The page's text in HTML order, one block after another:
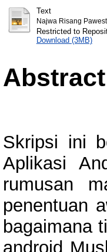
Text
Najwa Risang
Restricted to
Download (3MB)
Abstract
Skripsi ini
Aplikasi
rumusan
penentuan
bagaimana
android